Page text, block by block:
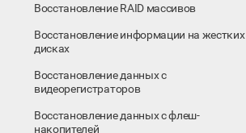
Восстановление RAID массивов
Восстановление информации на жестких
дисках
Восстановление данных с
видеорегистраторов
Восстановление данных с флеш-
накопителей